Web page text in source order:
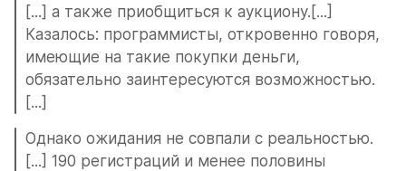
[...] а также приобщиться к аукциону.[...]
Казалось: программисты, откровенно говоря,
имеющие на такие покупки деньги,
обязательно заинтересуются возможностью.
[...]
Однако ожидания не совпали с реальностью.
[...] 190 регистраций и менее половины